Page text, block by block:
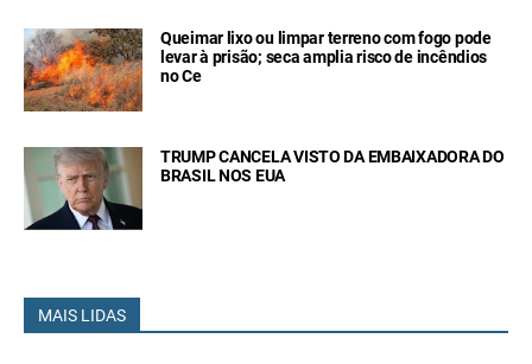
Queimar lixo ou limpar terreno com fogo pode
levar à prisão; seca amplia risco de incêndios
no Ce
TRUMP CANCELA VISTO DA EMBAIXADORA DO
BRASIL NOS EUA
MAIS LIDAS